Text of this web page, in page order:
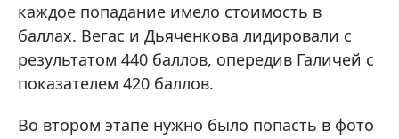
каждое попадание имело стоимость в
баллах. Вегас и Дьяченкова лидировали с
результатом 440 баллов, опередив Галичей с
показателем 420 баллов.
Во втором этапе нужно было попасть в фото